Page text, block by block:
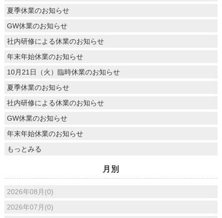
夏季休業のお知らせ
GW休業のお知らせ
社内研修による休業のお知らせ
年末年始休業のお知らせ
10月21日（火）臨時休業のお知らせ
夏季休業のお知らせ
社内研修による休業のお知らせ
GW休業のお知らせ
年末年始休業のお知らせ
もっとみる
月別
2026年08月(0)
2026年07月(0)